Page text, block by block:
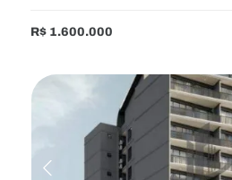
R$ 1.600.000